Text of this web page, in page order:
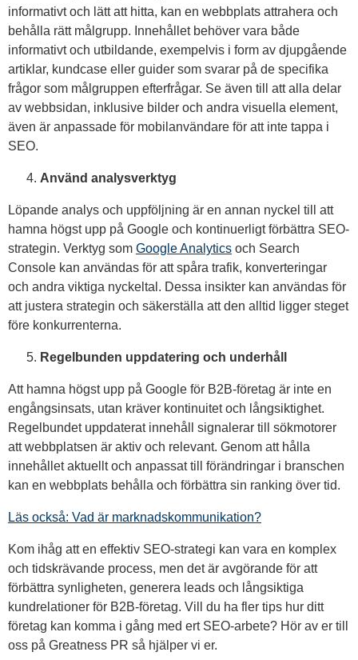
informativt och lätt att hitta, kan en webbplats attrahera och
behålla rätt målgrupp. Innehållet behöver vara både
informativt och utbildande, exempelvis i form av djupgående
artiklar, kundcase eller guider som svarar på de specifika
frågor som målgruppen efterfrågar. Se även till att alla delar
av webbsidan, inklusive bilder och andra visuella element,
även är anpassade för mobilanvändare för att inte tappa i
SEO.
Använd analysverktyg
Löpande analys och uppföljning är en annan nyckel till att
hamna högst upp på Google och kontinuerligt förbättra SEO-
strategin. Verktyg som Google Analytics och Search
Console kan användas för att spåra trafik, konverteringar
och andra viktiga nyckeltal. Dessa insikter kan användas för
att justera strategin och säkerställa att den alltid ligger steget
före konkurrenterna.
Regelbunden uppdatering och underhåll
Att hamna högst upp på Google för B2B-företag är inte en
engångsinsats, utan kräver kontinuitet och långsiktighet.
Regelbundet uppdaterat innehåll signalerar till sökmotorer
att webbplatsen är aktiv och relevant. Genom att hålla
innehållet aktuellt och anpassat till förändringar i branschen
kan en webbplats behålla och förbättra sin ranking över tid.
Läs också: Vad är marknadskommunikation?
Kom ihåg att en effektiv SEO-strategi kan vara en komplex
och tidskrävande process, men det är avgörande för att
förbättra synligheten, generera leads och långsiktiga
kundrelationer för B2B-företag. Vill du ha fler tips hur ditt
företag kan komma i gång med ert SEO-arbete? Hör av er till
oss på Greatness PR så hjälper vi er.